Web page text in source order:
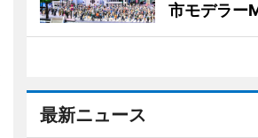
市モデラー
最新ニュース